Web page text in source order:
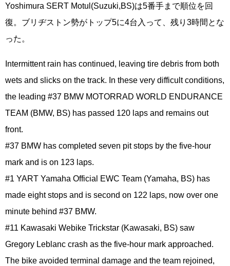
Yoshimura SERT Motul(Suzuki,BS)は5番手まで順位を回
復。ブリヂストン勢がトップ5に4台入って、残り3時間とな
った。
Intermittent rain has continued, leaving tire debris from both
wets and slicks on the track. In these very difficult conditions,
the leading #37 BMW MOTORRAD WORLD ENDURANCE
TEAM (BMW, BS) has passed 120 laps and remains out
front.
#37 BMW has completed seven pit stops by the five-hour
mark and is on 123 laps.
#1 YART Yamaha Official EWC Team (Yamaha, BS) has
made eight stops and is second on 122 laps, now over one
minute behind #37 BMW.
#11 Kawasaki Webike Trickstar (Kawasaki, BS) saw
Gregory Leblanc crash as the five-hour mark approached.
The bike avoided terminal damage and the team rejoined,